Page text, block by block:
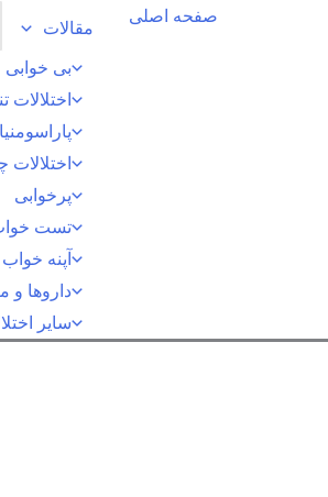
صفحه اصلی
مقالات
بی خوابی
پاراسومنیا
پرخوابی
تست
آپنه خواب
داروها و
سایر